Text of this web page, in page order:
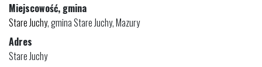
Miejscowość, gmina
Stare Juchy, gmina Stare Juchy, Mazury
Adres
Stare Juchy